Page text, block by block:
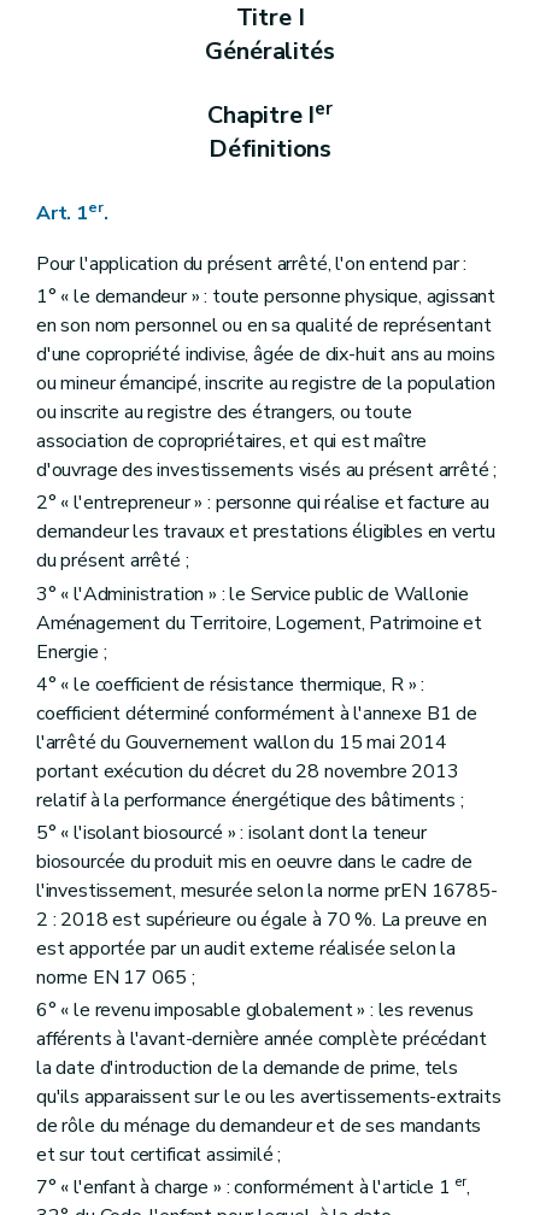
NDLR :Pas de Titre VIII dans la version publiée au Moniteur belge.
Titre I
Généralités
Chapitre Ier
Définitions
Art. 1er.
Pour l'application du présent arrêté, l'on entend par :
1° « le demandeur » : toute personne physique, agissant
en son nom personnel ou en sa qualité de représentant
d'une copropriété indivise, âgée de dix-huit ans au moins
ou mineur émancipé, inscrite au registre de la population
ou inscrite au registre des étrangers, ou toute
association de copropriétaires, et qui est maître
d'ouvrage des investissements visés au présent arrêté ;
2° « l'entrepreneur » : personne qui réalise et facture au
demandeur les travaux et prestations éligibles en vertu
du présent arrêté ;
3° « l'Administration » : le Service public de Wallonie
Aménagement du Territoire, Logement, Patrimoine et
Energie ;
4° « le coefficient de résistance thermique, R » :
coefficient déterminé conformément à l'annexe B1 de
l'arrêté du Gouvernement wallon du 15 mai 2014
portant exécution du décret du 28 novembre 2013
relatif à la performance énergétique des bâtiments ;
5° « l'isolant biosourcé » : isolant dont la teneur
biosourcée du produit mis en oeuvre dans le cadre de
l'investissement, mesurée selon la norme prEN 16785-
2 : 2018 est supérieure ou égale à 70 %. La preuve en
est apportée par un audit externe réalisée selon la
norme EN 17 065 ;
6° « le revenu imposable globalement » : les revenus
afférents à l'avant-dernière année complète précédant
la date d'introduction de la demande de prime, tels
qu'ils apparaissent sur le ou les avertissements-extraits
de rôle du ménage du demandeur et de ses mandants
et sur tout certificat assimilé ;
7° « l'enfant à charge » : conformément à l'article 1 er,